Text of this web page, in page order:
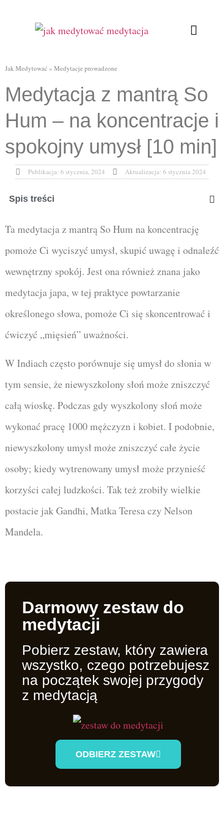
Jak Medytować » Medytacje prowadzone
Medytacja z mantrą So
Hum – na koncentracje i
spokojny umysł [10 min]
Publikacja: 6 stycznia, 2024 Aktualizacja: 6 stycznia 2024
Spis treści
Ta medytacja z mantrą So Hum na koncentrację
pomoże Ci wyciszyć umysł, skupić uwagę i odnaleźć
wewnętrzny spokój. Jest ona również znana jako
medytacja japa, w tej praktyce powtarzanie
określonego słowa, pomoże Ci się skoncentrować i
ćwiczyć „mięsień” uważności.
W Indiach często porównuje się umysł do słonia w
tym sensie, że niewyszkolony słoń może zniszczyć
całą wioskę. Podczas gdy wyszkolony słoń może
wykonać pracę 1000 mężczyzn i kobiet. I podobnie,
niewyszkolony umysł może zniszczyć całe życie
osoby; kiedy wytrenowany umysł może przynieść
korzyści całej ludzkości. Tak też zrobiły wielkie
postacie jak Gandhi, Matka Teresa czy Nelson
Mandela.
Darmowy zestaw do
medytacji​
Pobierz zestaw, który zawiera
wszystko, czego potrzebujesz
na początek swojej przygody
z medytacją
ODBIERZ ZESTAW